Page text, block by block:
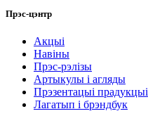
Прэс-цэнтр
Акцыі
Навіны
Прэс-рэлізы
Артыкулы і агляды
Прэзентацыі прадукцыі
Лагатып і брэндбук